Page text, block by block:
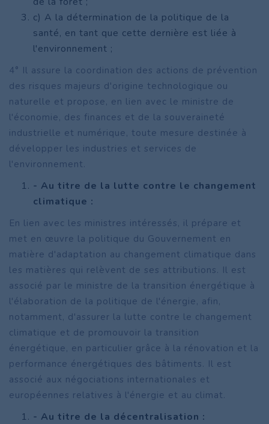
c) A la détermination de la politique de la
santé, en tant que cette dernière est liée à
l'environnement ;
4° Il assure la coordination des actions de prévention
des risques majeurs d'origine technologique ou
naturelle et propose, en lien avec le ministre de
l'économie, des finances et de la souveraineté
industrielle et numérique, toute mesure destinée à
développer les industries et services de
l'environnement.
- Au titre de la lutte contre le changement
climatique :
En lien avec les ministres intéressés, il prépare et
met en œuvre la politique du Gouvernement en
matière d'adaptation au changement climatique dans
les matières qui relèvent de ses attributions. Il est
associé par le ministre de la transition énergétique à
l'élaboration de la politique de l'énergie, afin,
notamment, d'assurer la lutte contre le changement
climatique et de promouvoir la transition
énergétique, en particulier grâce à la rénovation et la
performance énergétiques des bâtiments. Il est
associé aux négociations internationales et
européennes relatives à l'énergie et au climat.
- Au titre de la décentralisation :